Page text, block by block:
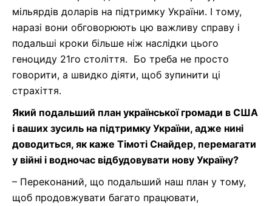
мільярдів доларів на підтримку України. І тому,
наразі вони обговорюють цю важливу справу і
подальші кроки більше ніж наслідки цього
геноциду 21го століття. Бо треба не просто
говорити, а швидко діяти, щоб зупинити ці
страхіття.
Який подальший план української громади в США
і ваших зусиль на підтримку України, адже нині
доводиться, як каже Тімоті Снайдер, перемагати
у війні і водночас відбудовувати нову Україну?
– Переконаний, що подальший наш план у тому,
щоб продовжувати багато працювати,